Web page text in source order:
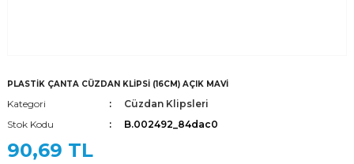
PLASTİK ÇANTA CÜZDAN KLİPSİ (16CM) AÇIK MAVİ
Kategori
Cüzdan Klipsleri
Stok Kodu
B.002492_84dac0
90,69 TL